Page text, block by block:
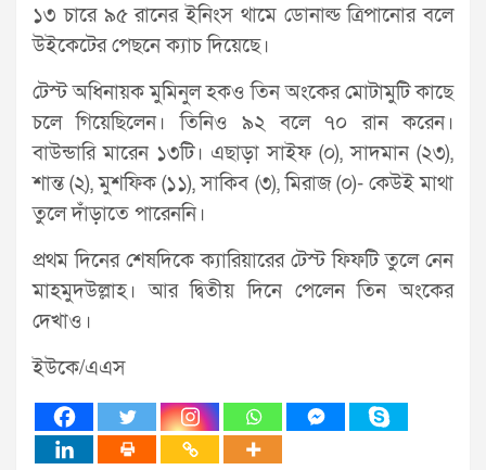
১৩ চারে ৯৫ রানের ইনিংস থামে ডোনাল্ড ত্রিপানোর বলে
উইকেটের পেছনে ক্যাচ দিয়েছে।
টেস্ট অধিনায়ক মুমিনুল হকও তিন অংকের মোটামুটি কাছে
চলে গিয়েছিলেন। তিনিও ৯২ বলে ৭০ রান করেন।
বাউন্ডারি মারেন ১৩টি। এছাড়া সাইফ (০), সাদমান (২৩),
শান্ত (২), মুশফিক (১১), সাকিব (৩), মিরাজ (০)- কেউই মাথা
তুলে দাঁড়াতে পারেননি।
প্রথম দিনের শেষদিকে ক্যারিয়ারের টেস্ট ফিফটি তুলে নেন
মাহমুদউল্লাহ। আর দ্বিতীয় দিনে পেলেন তিন অংকের
দেখাও।
ইউকে/এএস